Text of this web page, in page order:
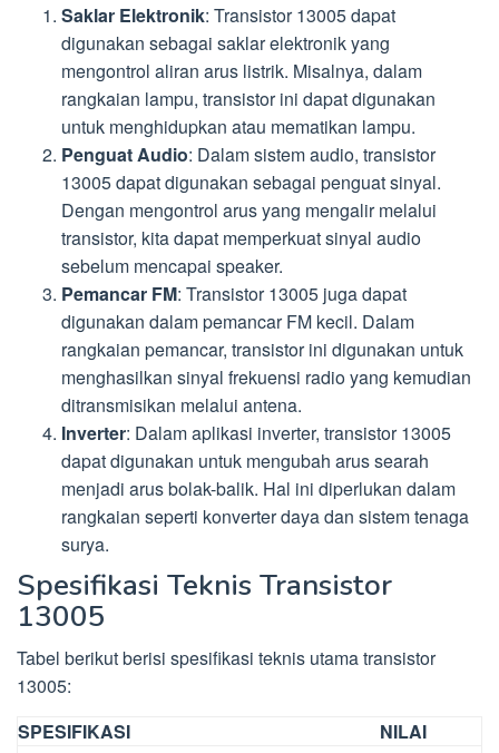
Saklar Elektronik: Transistor 13005 dapat
digunakan sebagai saklar elektronik yang
mengontrol aliran arus listrik. Misalnya, dalam
rangkaian lampu, transistor ini dapat digunakan
untuk menghidupkan atau mematikan lampu.
Penguat Audio: Dalam sistem audio, transistor
13005 dapat digunakan sebagai penguat sinyal.
Dengan mengontrol arus yang mengalir melalui
transistor, kita dapat memperkuat sinyal audio
sebelum mencapai speaker.
Pemancar FM: Transistor 13005 juga dapat
digunakan dalam pemancar FM kecil. Dalam
rangkaian pemancar, transistor ini digunakan untuk
menghasilkan sinyal frekuensi radio yang kemudian
ditransmisikan melalui antena.
Inverter: Dalam aplikasi inverter, transistor 13005
dapat digunakan untuk mengubah arus searah
menjadi arus bolak-balik. Hal ini diperlukan dalam
rangkaian seperti konverter daya dan sistem tenaga
surya.
Spesifikasi Teknis Transistor
13005
Tabel berikut berisi spesifikasi teknis utama transistor
13005:
SPESIFIKASI
NILAI